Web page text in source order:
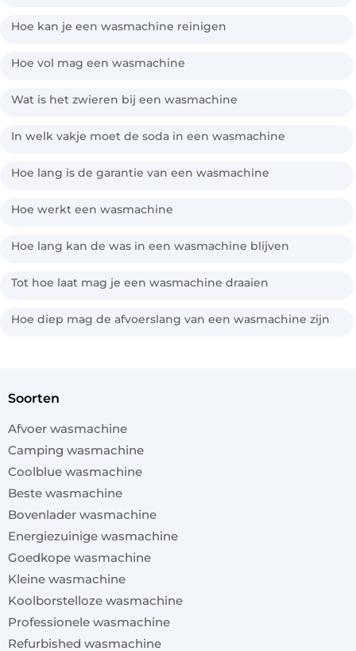
Hoe kan je een wasmachine reinigen
Hoe vol mag een wasmachine
Wat is het zwieren bij een wasmachine
In welk vakje moet de soda in een wasmachine
Hoe lang is de garantie van een wasmachine
Hoe werkt een wasmachine
Hoe lang kan de was in een wasmachine blijven
Tot hoe laat mag je een wasmachine draaien
Hoe diep mag de afvoerslang van een wasmachine zijn
soorten
Afvoer wasmachine
Camping wasmachine
Coolblue wasmachine
Beste wasmachine
Bovenlader wasmachine
Energiezuinige wasmachine
Goedkope wasmachine
Kleine wasmachine
Koolborstelloze wasmachine
Professionele wasmachine
Refurbished wasmachine